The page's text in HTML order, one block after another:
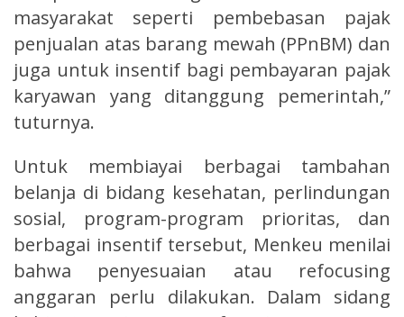
masyarakat seperti pembebasan pajak
penjualan atas barang mewah (PPnBM) dan
juga untuk insentif bagi pembayaran pajak
karyawan yang ditanggung pemerintah,”
tuturnya.
Untuk membiayai berbagai tambahan
belanja di bidang kesehatan, perlindungan
sosial, program-program prioritas, dan
berbagai insentif tersebut, Menkeu menilai
bahwa penyesuaian atau refocusing
anggaran perlu dilakukan. Dalam sidang